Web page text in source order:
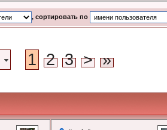
, сортировать по
1 2 3 > »